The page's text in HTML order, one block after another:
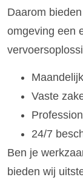
Daarom
omgeving een
Vaste
24/7
Ben je
bieden wij